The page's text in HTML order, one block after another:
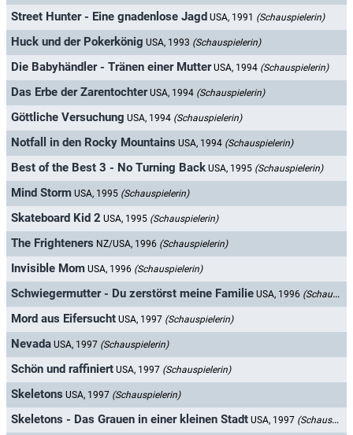
Street Hunter - Eine gnadenlose Jagd USA, 1991 (Schauspielerin)
Huck und der Pokerkönig USA, 1993 (Schauspielerin)
Die Babyhändler - Tränen einer Mutter USA, 1994 (Schauspielerin)
Das Erbe der Zarentochter USA, 1994 (Schauspielerin)
Göttliche Versuchung USA, 1994 (Schauspielerin)
Notfall in den Rocky Mountains USA, 1994 (Schauspielerin)
Best of the Best 3 - No Turning Back USA, 1995 (Schauspielerin)
Mind Storm USA, 1995 (Schauspielerin)
Skateboard Kid 2 USA, 1995 (Schauspielerin)
The Frighteners NZ/USA, 1996 (Schauspielerin)
Invisible Mom USA, 1996 (Schauspielerin)
Schwiegermutter - Du zerstörst meine Familie USA, 1996 (Schauspielerin)
Mord aus Eifersucht USA, 1997 (Schauspielerin)
Nevada USA, 1997 (Schauspielerin)
Schön und raffiniert USA, 1997 (Schauspielerin)
Skeletons USA, 1997 (Schauspielerin)
Skeletons - Das Grauen in einer kleinen Stadt USA, 1997 (Schauspielerin)